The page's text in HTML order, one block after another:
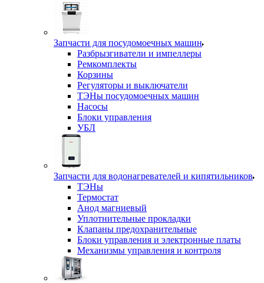
Запчасти для посудомоечных машин
Разбрызгиватели и импеллеры
Ремкомплекты
Корзины
Регуляторы и выключатели
ТЭНы посудомоечных машин
Насосы
Блоки управления
УБЛ
Запчасти для водонагревателей и кипятильников
ТЭНы
Термостат
Анод магниевый
Уплотнительные прокладки
Клапаны предохранительные
Блоки управления и электронные платы
Механизмы управления и контроля